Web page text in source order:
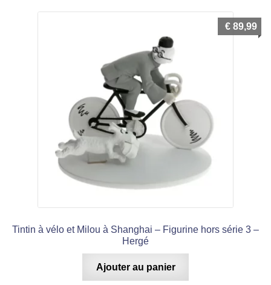
Tintin à vélo et Milou à Shanghai – Figurine hors série 3 –
Hergé
€ 89,99
Ajouter au panier